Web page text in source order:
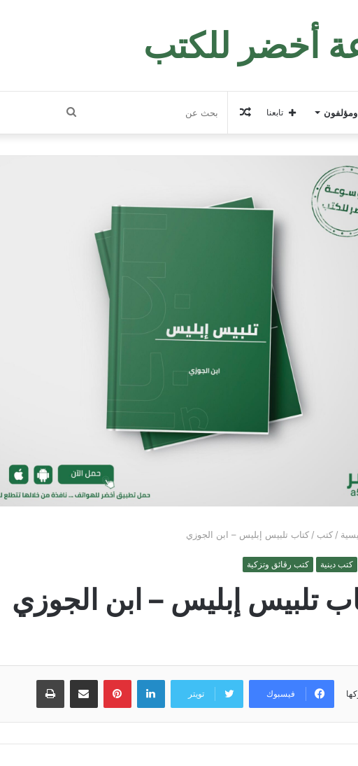
أخضر للكتب
بحث
عن
مقال
عشوائي
تابعنا
/ كتب / كتاب تلبيس إبليس – ابن الجوزي
كتب دينية كتب رقائق وتزكية
تلبيس إبليس – ابن الجوزي
فيسبوك تويتر
لينكدإن بينتيريستمشاركة عبر البريد طباعة